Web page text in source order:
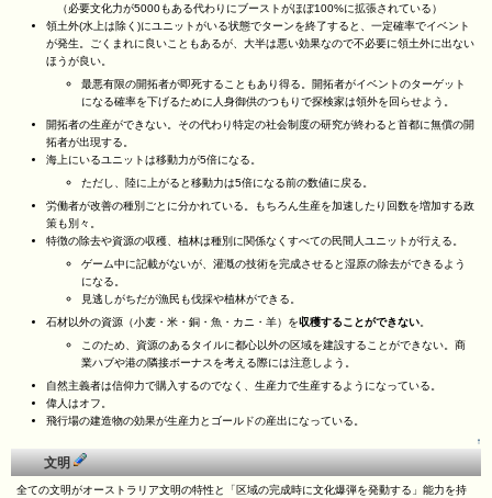
（必要文化力が5000もある代わりにブーストがほぼ100%に拡張されている）
領土外(水上は除く)にユニットがいる状態でターンを終了すると、一定確率でイベント
が発生。ごくまれに良いこともあるが、大半は悪い効果なので不必要に領土外に出ない
ほうが良い。
最悪有限の開拓者が即死することもあり得る。開拓者がイベントのターゲット
になる確率を下げるために人身御供のつもりで探検家は領外を回らせよう。
開拓者の生産ができない。その代わり特定の社会制度の研究が終わると首都に無償の開
拓者が出現する。
海上にいるユニットは移動力が5倍になる。
ただし、陸に上がると移動力は5倍になる前の数値に戻る。
労働者が改善の種別ごとに分かれている。もちろん生産を加速したり回数を増加する政
策も別々。
特徴の除去や資源の収穫、植林は種別に関係なくすべての民間人ユニットが行える。
ゲーム中に記載がないが、灌漑の技術を完成させると湿原の除去ができるよう
になる。
見逃しがちだが漁民も伐採や植林ができる。
石材以外の資源（小麦・米・銅・魚・カニ・羊）を収穫することができない。
このため、資源のあるタイルに都心以外の区域を建設することができない。商
業ハブや港の隣接ボーナスを考える際には注意しよう。
自然主義者は信仰力で購入するのでなく、生産力で生産するようになっている。
偉人はオフ。
飛行場の建造物の効果が生産力とゴールドの産出になっている。
↑
文明
全ての文明がオーストラリア文明の特性と「区域の完成時に文化爆弾を発動する」能力を持